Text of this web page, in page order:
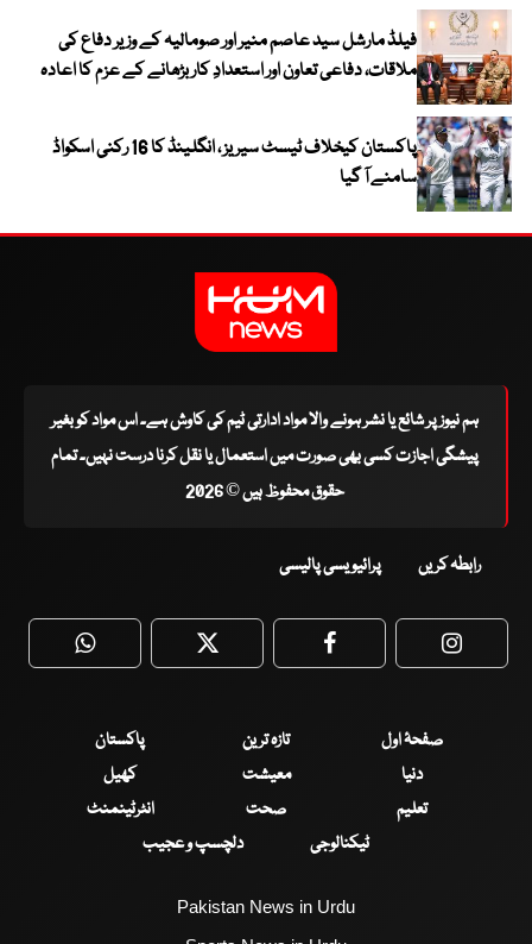
فیلڈ مارشل سید عاصم منیر اور صومالیہ کے وزیر دفاع کی
ملاقات، دفاعی تعاون اور استعدادِ کار بڑھانے کے عزم کا اعادہ
پاکستان کیخلاف ٹیسٹ سیریز ، انگلینڈ کا 16 رکنی اسکواڈ
سامنے آ گیا
ہم نیوز پر شائع یا نشر ہونے والا مواد ادارتی ٹیم کی کاوش ہے۔ اس مواد کو بغیر
پیشگی اجازت کسی بھی صورت میں استعمال یا نقل کرنا درست نہیں۔ تمام
حقوق محفوظ ہیں © 2026
رابطہ کریں پرائیویسی پالیسی
WhatsApp Twitter Facebook
صفحۂ اول تازہ ترین
پاکستان
دنیا
معیشت
کھیل
تعلیم
صحت
انٹرٹینمنٹ
ٹیکنالوجی
دلچسپ و عجیب
Pakistan News in Urdu